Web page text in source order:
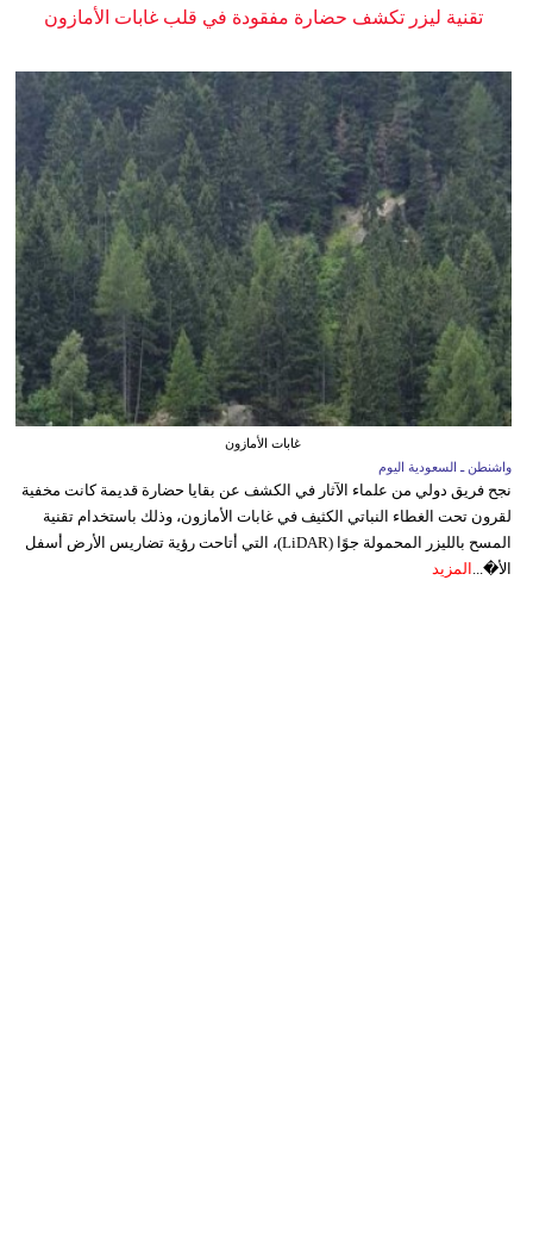
تقنية ليزر تكشف حضارة مفقودة في قلب غابات الأمازون
غابات الأمازون
واشنطن ـ السعودية اليوم
نجح فريق دولي من علماء الآثار في الكشف عن بقايا حضارة قديمة كانت مخفية
لقرون تحت الغطاء النباتي الكثيف في غابات الأمازون، وذلك باستخدام تقنية
المسح بالليزر المحمولة جوًا (LiDAR)، التي أتاحت رؤية تضاريس الأرض أسفل
الأ�... المزيد